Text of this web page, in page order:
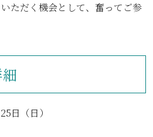
ただく機会として、奮ってご参
日（日）